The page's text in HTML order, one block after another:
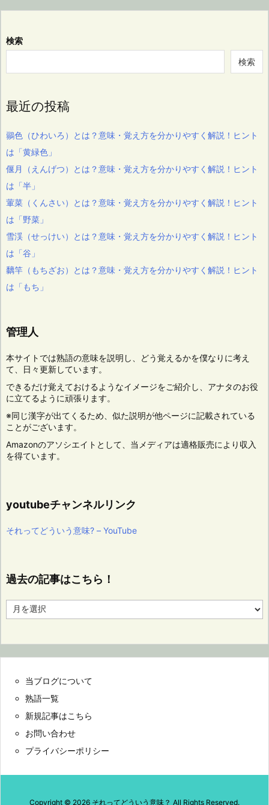
検索
検索
最近の投稿
鶸色（ひわいろ）とは？意味・覚え方を分かりやすく解説！ヒント
は「黄緑色」
偃月（えんげつ）とは？意味・覚え方を分かりやすく解説！ヒント
は「半」
葷菜（くんさい）とは？意味・覚え方を分かりやすく解説！ヒント
は「野菜」
雪渓（せっけい）とは？意味・覚え方を分かりやすく解説！ヒント
は「谷」
黐竿（もちざお）とは？意味・覚え方を分かりやすく解説！ヒント
は「もち」
管理人
本サイトでは熟語の意味を説明し、どう覚えるかを僕なりに考え
て、日々更新しています。
できるだけ覚えておけるようなイメージをご紹介し、アナタのお役
に立てるように頑張ります。
※同じ漢字が出てくるため、似た説明が他ページに記載されている
ことがございます。
Amazonのアソシエイトとして、当メディアは適格販売により収入
を得ています。
youtubeチャンネルリンク
それってどういう意味? – YouTube
過去の記事はこちら！
去
ら！
当ブログについて
熟語一覧
新規記事はこちら
お問い合わせ
プライバシーポリシー
Copyright © 2026 それってどういう意味？ All Rights Reserved.